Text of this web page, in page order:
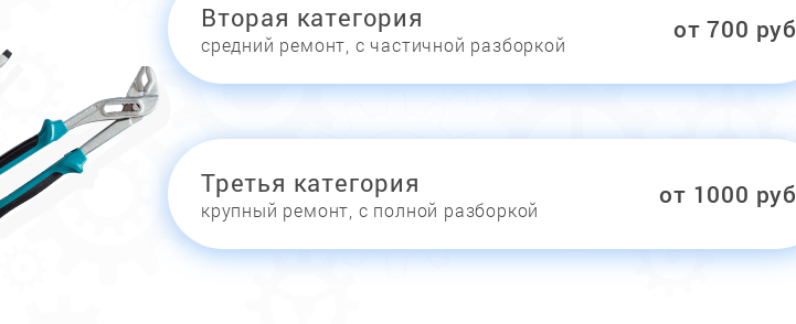
Вторая категория
средний ремонт, с частичной разборкой
от 700 руб
Третья категория
крупный ремонт, с полной разборкой
от 1000 руб